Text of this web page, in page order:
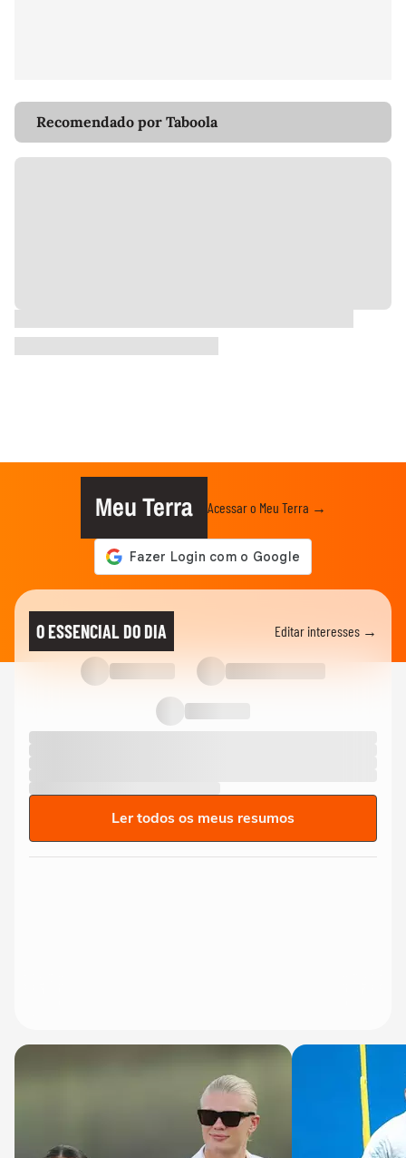
Recomendado por Taboola
Meu Terra Acessar o Meu Terra →
O ESSENCIAL DO DIA Editar interesses →
Ler todos os meus resumos